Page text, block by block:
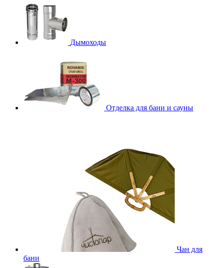
Дымоходы
Отделка для бани и сауны
Чан для
бани